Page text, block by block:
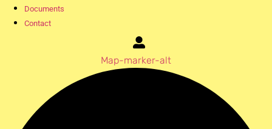
Documents
Contact
Map-marker-alt